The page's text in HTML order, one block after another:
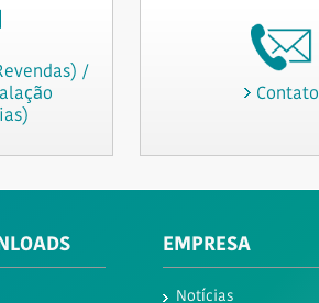
/
Contato
EMPRESA
Notícias